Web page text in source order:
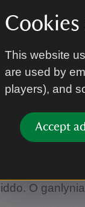
This website
are used by
players), and
Accept
Mae eitemau
cael eu
hamddiffyn
Pryd
Bydd gwaith i
angenrheidiol
iddo. O